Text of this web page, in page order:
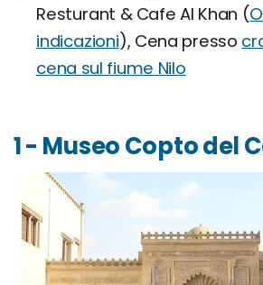
Resturant & Cafe Al Khan (
indicazioni), Cena presso
cena sul fiume Nilo
1 - Museo Copto del